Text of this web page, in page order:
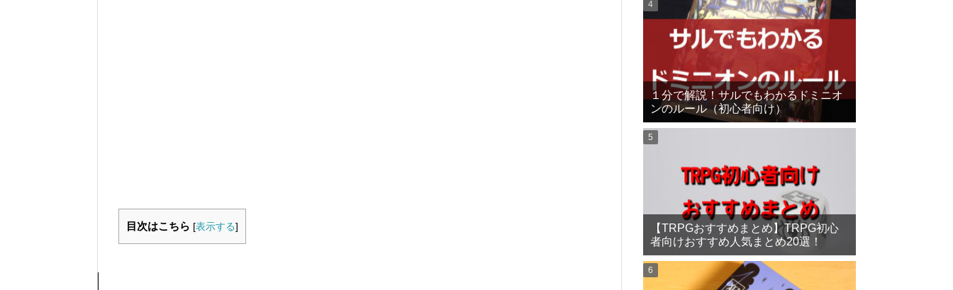
目次はこちら [表示する]
１分で解説！サルでもわかるドミニオ
ンのルール（初心者向け）
【TRPGおすすめまとめ】TRPG初心
者向けおすすめ人気まとめ20選！